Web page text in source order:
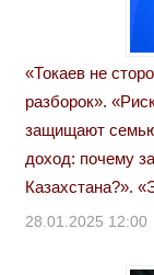
«Токаев не
разборок».
защищают
доход: почему
Казахстана?».
28.01.2025 12:00